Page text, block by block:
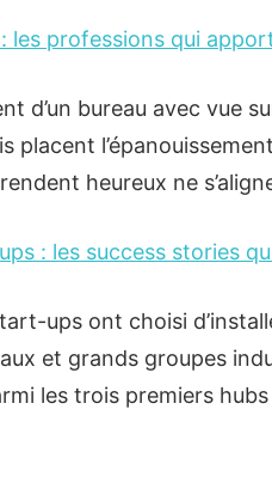
les professions qui
d’un bureau avec vue
placent
heureux ne
: les success stories
ups ont choisi
et grands groupes
les trois premiers